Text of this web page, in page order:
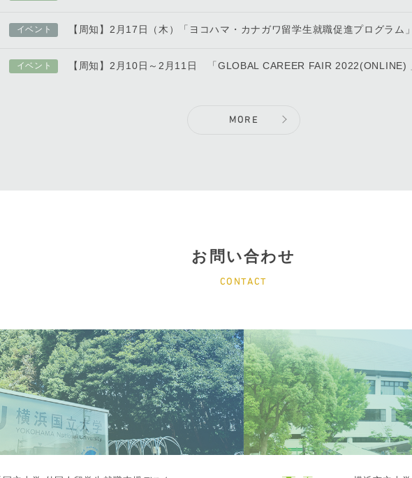
イベント 【周知】2月17日（木）「ヨコハマ・カナガワ留学生就職促進プログラム
イベント 【周知】2月10日～2月11日 「GLOBAL CAREER FAIR 2022(ONLINE)
MORE
お問い合わせ
CONTACT